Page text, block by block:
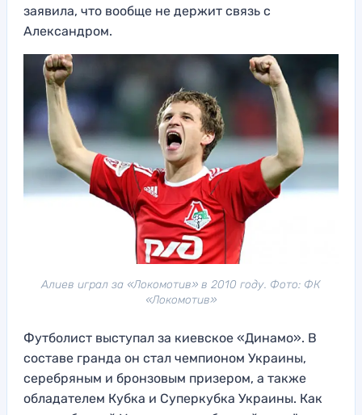
заявила, что вообще не держит связь с
Александром.
Алиев играл за «Локомотив» в 2010 году. Фото: ФК
«Локомотив»
Футболист выступал за киевское «Динамо». В
составе гранда он стал чемпионом Украины,
серебряным и бронзовым призером, а также
обладателем Кубка и Суперкубка Украины. Как